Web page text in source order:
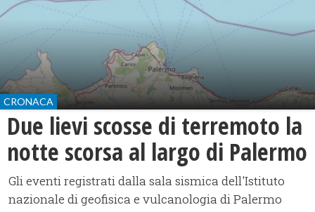
CRONACA
Due lievi scosse di terremoto la
notte scorsa al largo di Palermo
Gli eventi registrati dalla sala sismica dell'Istituto
nazionale di geofisica e vulcanologia di Palermo